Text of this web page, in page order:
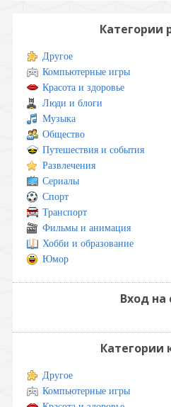
Категории
Другое
Компьютерные игры
Красота и здоровье
Люди и блоги
Музыка
Общество
Путешествия и события
Развлечения
Сериалы
Спорт
Транспорт
Фильмы и анимация
Хобби и образование
Юмор
Вход на
Категории
Другое
Компьютерные игры